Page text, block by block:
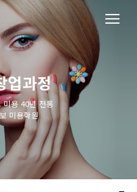
업과정
미용 40년 전통
미용학원